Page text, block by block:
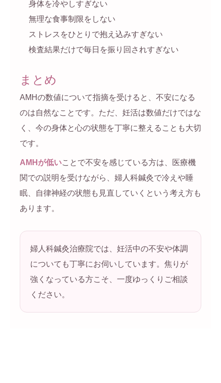
身体を冷やしすぎない
無理な食事制限をしない
ストレスをひとりで抱え込みすぎない
検査結果だけで毎日を振り回されすぎない
まとめ
AMHの数値について指摘を受けると、不安になる
のは自然なことです。ただ、妊活は数値だけではな
く、今の身体と心の状態を丁寧に整えることも大切
です。
AMHが低いことで不安を感じている方は、医療機
関での説明を受けながら、婦人科鍼灸で冷えや睡
眠、自律神経の状態も見直していくという考え方も
あります。
婦人科鍼灸治療院では、妊活中の不安や体調
についても丁寧にお伺いしています。焦りが
強くなっている方こそ、一度ゆっくりご相談
ください。